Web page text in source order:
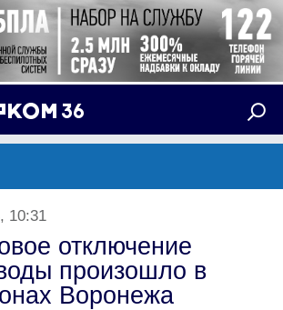
10:31
отключение
произошло в
Воронежа